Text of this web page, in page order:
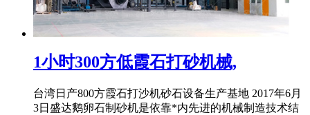
1小时300方低霞石打砂机械,
台湾日产800方霞石打沙机砂石设备生产基地 2017年6月
3日盛达鹅卵石制砂机是依靠*内先进的机械制造技术结